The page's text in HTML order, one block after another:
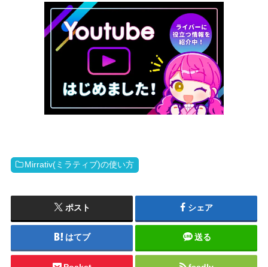
Mirrativ(ミラティブ)の使い方
ポスト シェア
はてブ 送る